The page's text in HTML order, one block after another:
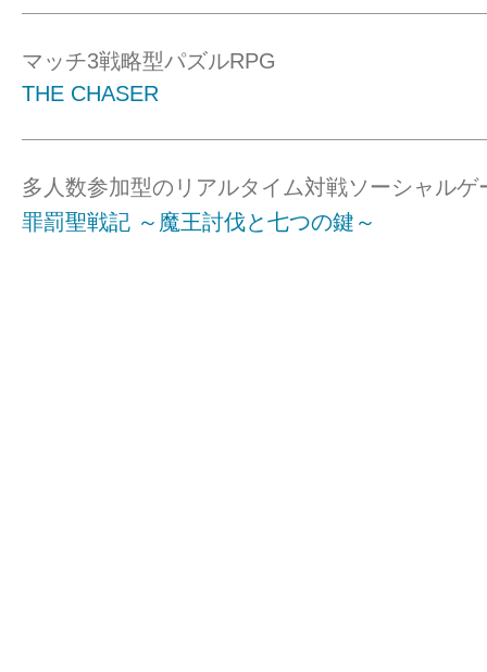
マッチ3戦略型パズルRPG
THE CHASER
多人数参加型のリアルタイム対戦ソーシャルゲ
罪罰聖戦記 ～魔王討伐と七つの鍵～